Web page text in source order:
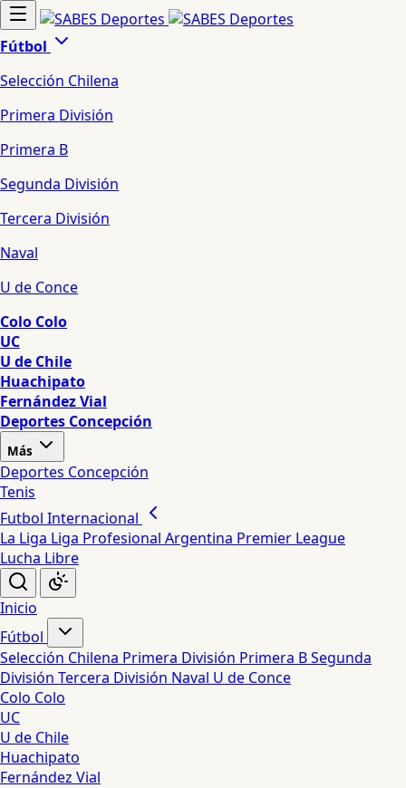
Fútbol
Selección Chilena
Primera División
Primera B
Segunda División
Tercera División
Naval
U de Conce
Colo Colo
UC
U de Chile
Huachipato
Fernández Vial
Deportes Concepción
Más
Deportes Concepción
Tenis
Futbol Internacional
La Liga Liga Profesional Argentina Premier League
Lucha Libre
Inicio
Fútbol
Selección Chilena Primera División Primera BSegunda
División Tercera División Naval U de Conce
Colo Colo
UC
U de Chile
Huachipato
Fernández Vial